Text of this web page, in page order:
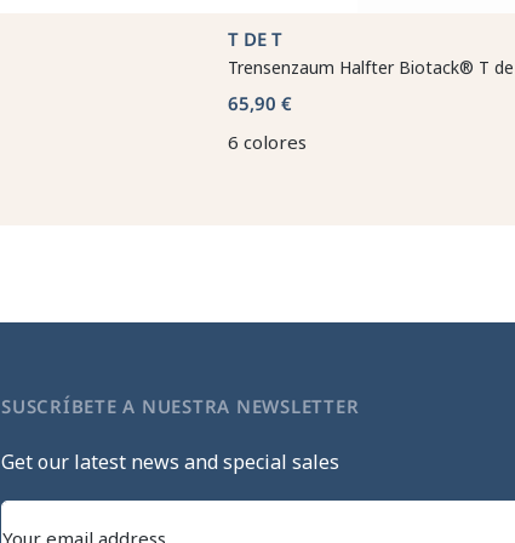
T DE T
Trensenzaum Halfter Biotack® T
65,90 €
6 colores
SUSCRÍBETE A NUESTRA NEWSLETTER
Get our latest news and special sales